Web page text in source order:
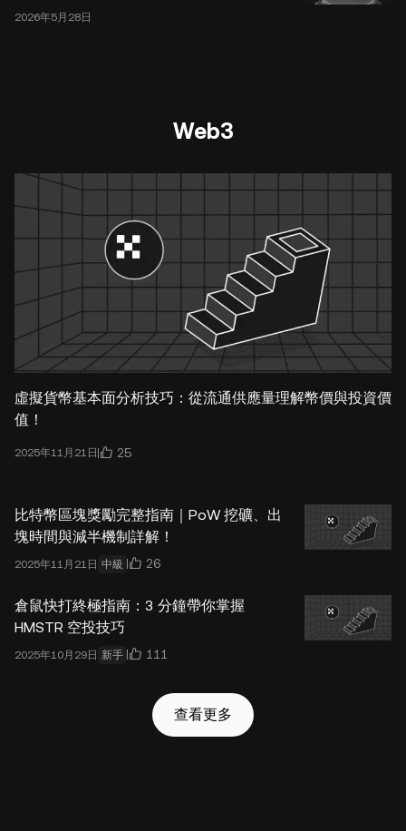
2026年5月28日
Web3
虛擬貨幣基本面分析技巧：從流通供應量理解幣價與投資價
值！
2025年11月21日 25
比特幣區塊獎勵完整指南｜PoW 挖礦、出
塊時間與減半機制詳解！
2025年11月21日 中級 26
倉鼠快打終極指南：3 分鐘帶你掌握
HMSTR 空投技巧
2025年10月29日 新手 111
查看更多